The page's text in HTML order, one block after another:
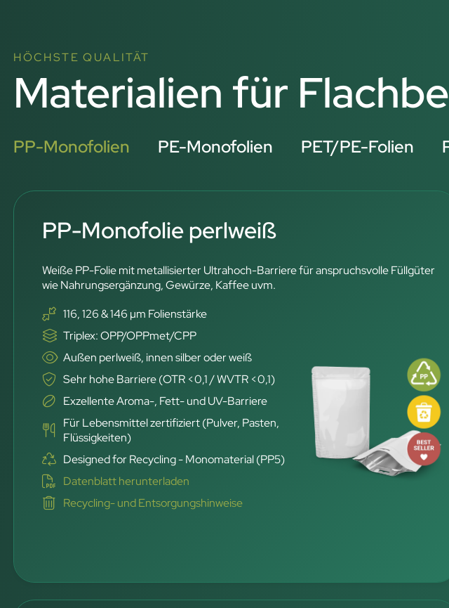
HÖCHSTE QUALITÄT
Materialien für
PP-Monofolien PE-Monofolien PET/PE-Folien
PP-Monofolie perlweiß
Weiße PP-Folie mit metallisierter Ultrahoch-Barriere für anspruchsvolle Füllgüter
wie Nahrungsergänzung, Gewürze, Kaffee uvm.
116, 126 & 146 µm Folienstärke
Triplex: OPP/OPPmet/CPP
Außen perlweiß, innen silber oder weiß
Sehr hohe Barriere (OTR <0,1 / WVTR <0,1)
Exzellente Aroma-, Fett- und UV-Barriere
Für Lebensmittel zertifiziert (Pulver, Pasten,
Flüssigkeiten)
Designed for Recycling - Monomaterial (PP5)
Datenblatt herunterladen
Recycling- und Entsorgungshinweise